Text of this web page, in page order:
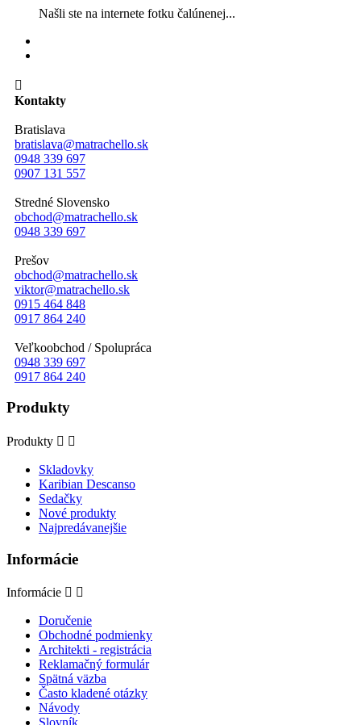
Našli ste na internete fotku čalúnenej...

Kontakty
Bratislava
bratislava@matrachello.sk
0948 339 697
0907 131 557
Stredné Slovensko
obchod@matrachello.sk
0948 339 697
Prešov
obchod@matrachello.sk
viktor@matrachello.sk
0915 464 848
0917 864 240
Veľkoobchod / Spolupráca
0948 339 697
0917 864 240
Produkty
Produkty  
Skladovky
Karibian Descanso
Sedačky
Nové produkty
Najpredávanejšie
Informácie
Informácie  
Doručenie
Obchodné podmienky
Architekti - registrácia
Reklamačný formulár
Spätná väzba
Často kladené otázky
Návody